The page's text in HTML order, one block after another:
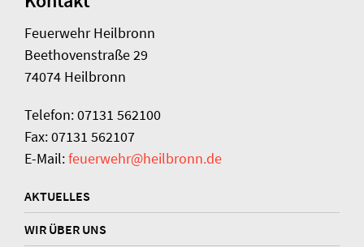
Feuerwehr Heilbronn
Beethovenstraße 29
74074 Heilbronn
Telefon: 07131 562100
Fax: 07131 562107
E-Mail:feuerwehr@heilbronn.de
AKTUELLES
WIR ÜBER UNS